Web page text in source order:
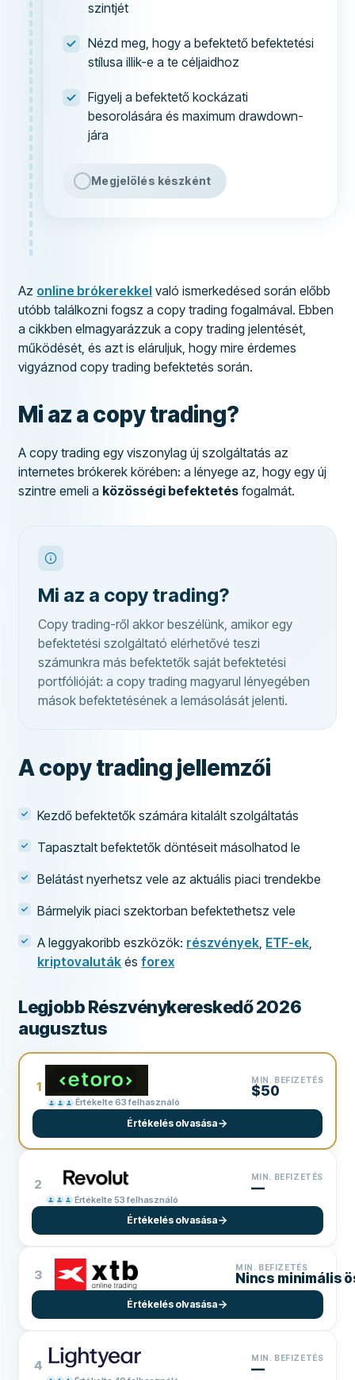
szintjét
Nézd meg, hogy a befektető befektetési
stílusa illik-e a te céljaidhoz
Figyelj a befektető kockázati
besorolására és maximum drawdown-
jára
Megjelölés készként
Az online brókerekkel való ismerkedésed során előbb
utóbb találkozni fogsz a copy trading fogalmával. Ebben
a cikkben elmagyarázzuk a copy trading jelentését,
működését, és azt is eláruljuk, hogy mire érdemes
vigyáznod copy trading befektetés során.
Mi az a copy trading?
A copy trading egy viszonylag új szolgáltatás az
internetes brókerek körében: a lényege az, hogy egy új
szintre emeli a közösségi befektetés fogalmát.
Mi az a copy trading?
Copy trading-ről akkor beszélünk, amikor egy
befektetési szolgáltató elérhetővé teszi
számunkra más befektetők saját befektetési
portfólióját: a copy trading magyarul lényegében
mások befektetésének a lemásolását jelenti.
A copy trading jellemzői
Kezdő befektetők számára kitalált szolgáltatás
Tapasztalt befektetők döntéseit másolhatod le
Belátást nyerhetsz vele az aktuális piaci trendekbe
Bármelyik piaci szektorban befektethetsz vele
A leggyakoribb eszközök: részvények, ETF-ek,
kriptovaluták ésforex
Legjobb Részvénykereskedő 2026
augusztus
1
Értékelte 63 felhasználó
MIN. BEFIZETÉS
$50
Értékelés olvasása
2
Értékelte 53 felhasználó
MIN. BEFIZETÉS
—
Értékelés olvasása
3 MIN. BEFIZETÉS
Nincs minimális
Értékelés olvasása
4 MIN. BEFIZETÉS
—